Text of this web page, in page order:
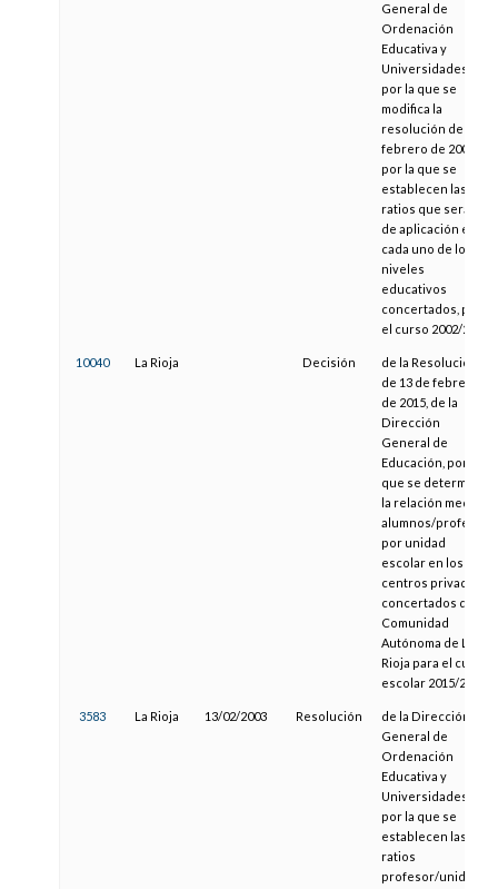
General de
Ordenación
Educativa y
Universidades,
por la que se
modifica la
resolución de 14
febrero de 2002,
por la que se
establecen las
ratios que serán
de aplicación en
cada uno de los
niveles
educativos
concertados, para
el curso 2002/2003
10040 La Rioja Decisión
de la Resolución
de 13 de febrero
de 2015, de la
Dirección
General de
Educación, por la
que se determina
la relación media
alumnos/profesor
por unidad
escolar en los
centros privados
concertados de la
Comunidad
Autónoma de La
Rioja para el curso
escolar 2015/2016
3583 La Rioja 13/02/2003 Resolución
de la Dirección
General de
Ordenación
Educativa y
Universidades,
por la que se
establecen las
ratios
profesor/unidad